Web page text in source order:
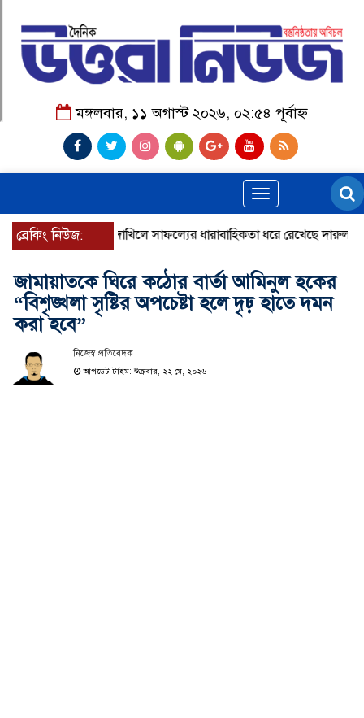
মঙ্গলবার, ১১ অগাস্ট ২০২৬, ০২:৫৪ পূর্বাহ্ন
Toggle
navigation
ব্রেকিং নিউজ: দাখিলে সাফল্যের ধারাবাহিকতা ধরে রেখেছে দারুল
জামায়াতকে ঘিরে কঠোর বার্তা আমিনুল হকের
“বিশৃঙ্খলা সৃষ্টির অপচেষ্টা হলে দৃঢ় হাতে দমন
করা হবে”
নিজেস্ব প্রতিবেদক
আপডেট টাইম: শুক্রবার, ২২ মে, ২০২৬